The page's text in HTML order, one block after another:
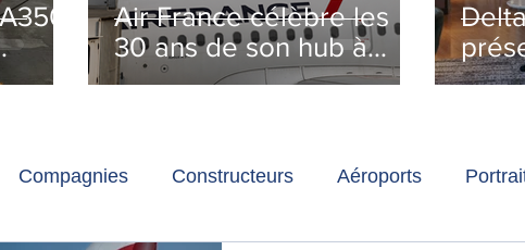
Air France célèbre les
30 ans de son hub à
Paris-Charles de Gaulle
Compagnies Constructeurs Aéroports